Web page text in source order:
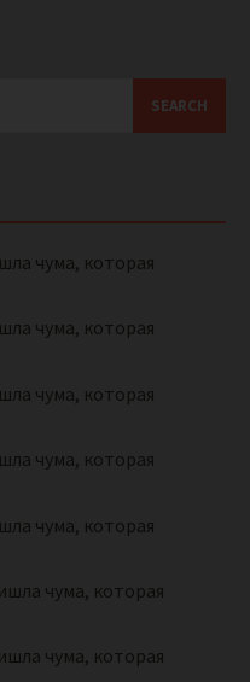
чума, которая
чума, которая
чума, которая
чума, которая
чума, которая
чума, которая
чума, которая